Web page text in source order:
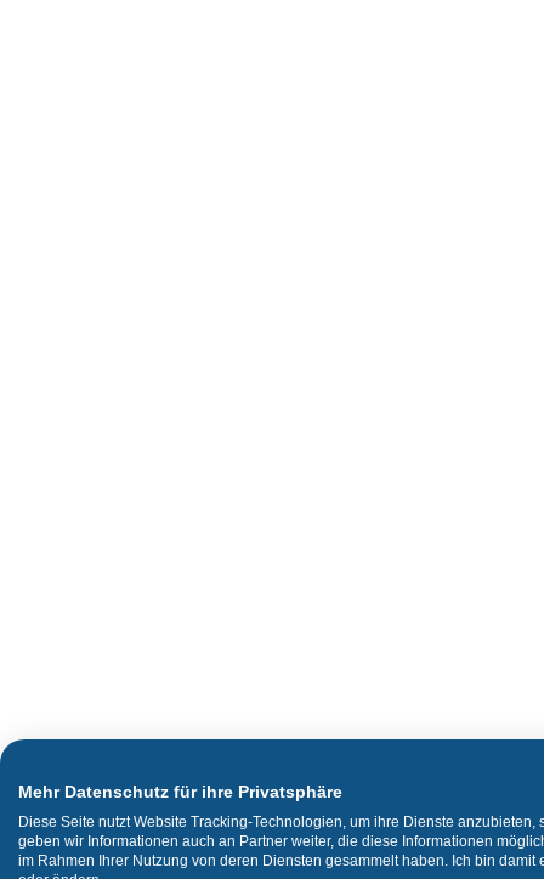
Mehr Datenschutz für ihre Privatsphäre
Diese Seite nutzt Website Tracking-Technologien, um ihre Dienste
geben wir Informationen auch an Partner weiter, die diese Informationen
im Rahmen Ihrer Nutzung von deren Diensten gesammelt haben. Ich bin